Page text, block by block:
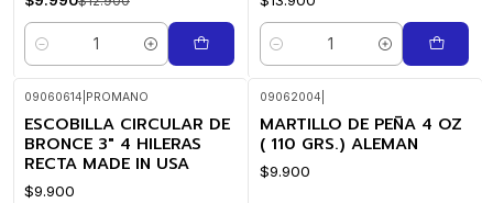
Cantidad Cantidad
09060614 PROMANO
ESCOBILLA CIRCULAR DE
BRONCE 3" 4 HILERAS
RECTA MADE IN USA
$9.900
09062004
MARTILLO DE PEÑA 4 OZ
( 110 GRS.) ALEMAN
$9.900